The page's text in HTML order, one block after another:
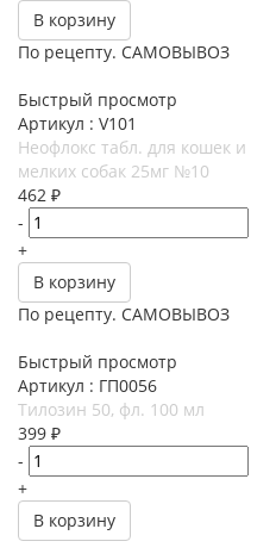
В корзину
По рецепту. САМОВЫВОЗ
Быстрый просмотр
Артикул : V101
Неофлокс табл. для кошек и
мелких собак 25мг №10
462 ₽
-
+
В корзину
По рецепту. САМОВЫВОЗ
Быстрый просмотр
Артикул : ГП0056
Тилозин 50, фл. 100 мл
399 ₽
-
+
В корзину